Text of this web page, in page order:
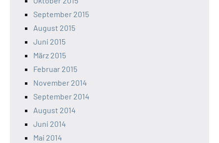
September 2015
August 2015
Juni 2015
März 2015
Februar 2015
November 2014
September 2014
August 2014
Juni 2014
Mai 2014